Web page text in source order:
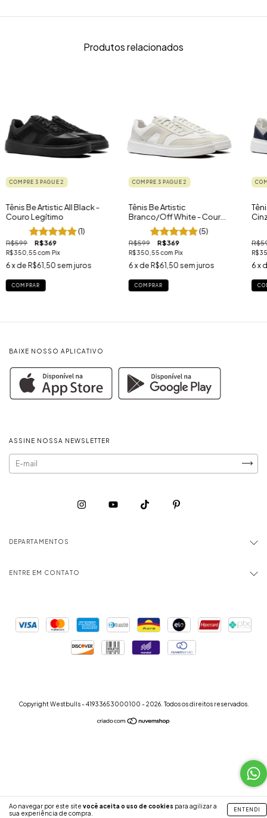
Ao navegar por este site você aceita o uso de cookies para agilizar a
sua experiência de compra.
ENTENDI
Produtos relacionados
COMPRE 3 PAGUE 2
Tênis Be Artistic All Black -
Couro Legítimo
(1)
R$599 R$369
R$350,55com Pix
6x de R$61,50 sem juros
COMPRAR
COMPRE 3 PAGUE 2
Tênis Be Artistic
Branco/Off White - Couro
Legítimo
(5)
R$599 R$369
R$350,55com Pix
6x de R$61,50 sem juros
COMPRAR
6 x
BAIXE NOSSO APLICATIVO
ASSINE NOSSA NEWSLETTER
DEPARTAMENTOS
ENTRE EM CONTATO
Copyright Westbulls - 41933653000100 - 2026. Todos os direitos reservados.